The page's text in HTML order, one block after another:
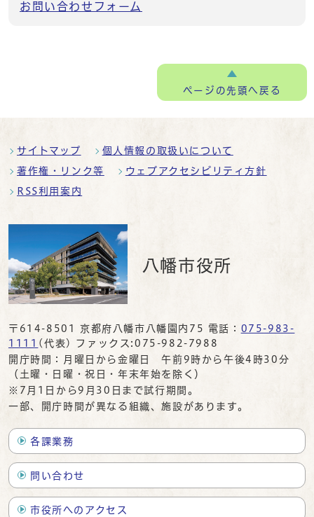
お問い合わせフォーム
ページの先頭へ戻る
サイトマップ 個人情報の取扱いについて
著作権・リンク等 ウェブアクセシビリティ方針
RSS利用案内
八幡市役所
〒614-8501 京都府八幡市八幡園内75 電話： 075-983-
1111 (代表) ファックス:075-982-7988
開庁時間：月曜日から金曜日 午前9時から午後4時30分
（土曜・日曜・祝日・年末年始を除く）
※7月1日から9月30日まで試行期間。
一部、開庁時間が異なる組織、施設があります。
各課業務
問い合わせ
市役所へのアクセス